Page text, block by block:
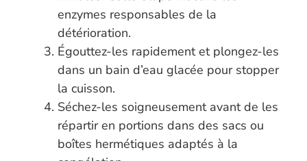
enzymes responsables de la
détérioration.
Égouttez-les rapidement et plongez-les
dans un bain d’eau glacée pour stopper
la cuisson.
Séchez-les soigneusement avant de les
répartir en portions dans des sacs ou
boîtes hermétiques adaptés à la